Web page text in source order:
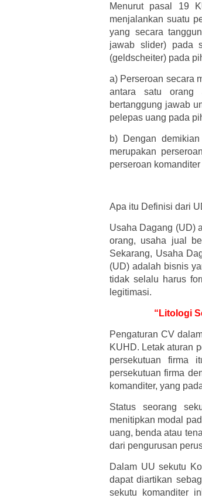
Menurut pasal 19
menjalankan suatu
yang secara
jawab slider) pada
(geldscheiter) pada
a) Perseroan secara
antara satu orang
bertanggung jawab
pelepas uang pada
b)
Dengan
merupakan
perseroan
Apa itu Definisi dari
Usaha Dagang (UD)
orang, usaha jual
Sekarang, Usaha
(UD) adalah bisnis
tidak selalu harus
legitimasi.
“Litologi
Pengaturan CV
KUHD. Letak aturan
persekutuan firma
persekutuan firma
komanditer, yang
Status seorang
menitipkan modal
uang, benda atau
dari pengurusan
Dalam UU sekutu
dapat diartikan
sekutu komanditer